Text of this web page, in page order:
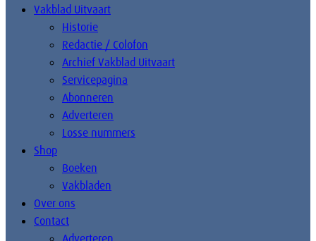
Vakblad Uitvaart
Historie
Redactie / Colofon
Archief Vakblad Uitvaart
Servicepagina
Abonneren
Adverteren
Losse nummers
Shop
Boeken
Vakbladen
Over ons
Contact